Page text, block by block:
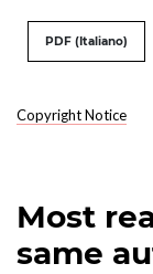
Copyright Notice
PDF (Italiano)
Most
same